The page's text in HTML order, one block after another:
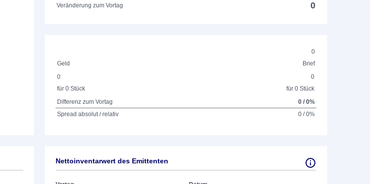
Veränderung zum Vortag 0
0
Geld
Brief
0
für 0 Stück
0
für 0 Stück
Differenz zum Vortag
0 / 0%
Spread absolut / relativ
0 / 0%
Nettoinventarwert des Emittenten